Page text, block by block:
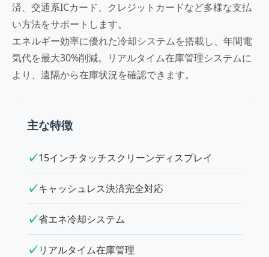
済、交通系ICカード、クレジットカードなど多様な支払
い方法をサポートします。
エネルギー効率に優れた冷却システムを搭載し、年間電
気代を最大30%削減。リアルタイム在庫管理システムに
より、遠隔から在庫状況を確認できます。
主な特徴
15インチタッチスクリーンディスプレイ
キャッシュレス決済完全対応
省エネ冷却システム
リアルタイム在庫管理